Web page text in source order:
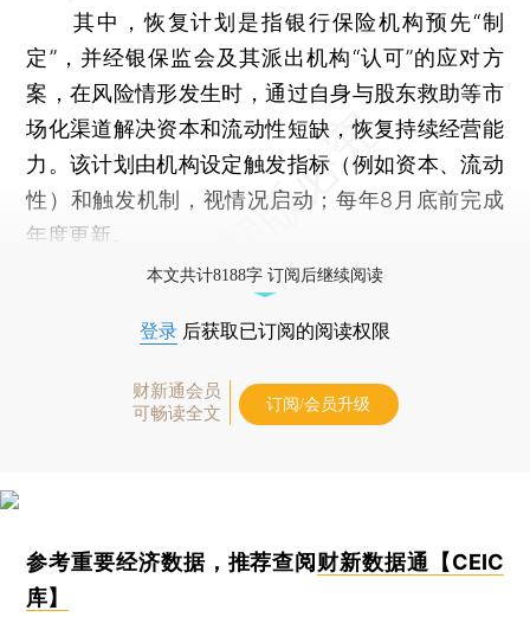
其中，恢复计划是指银行保险机构预先“制
定”，并经银保监会及其派出机构“认可”的应对方
案，在风险情形发生时，通过自身与股东救助等市
场化渠道解决资本和流动性短缺，恢复持续经营能
力。该计划由机构设定触发指标（例如资本、流动
性）和触发机制，视情况启动；每年8月底前完成
年度更新。
本文共计8188字 订阅后继续阅读
登录 后获取已订阅的阅读权限
财新通会员
可畅读全文
订阅/会员升级
参考重要经济数据，推荐查阅 财新数据通【CEIC
库】